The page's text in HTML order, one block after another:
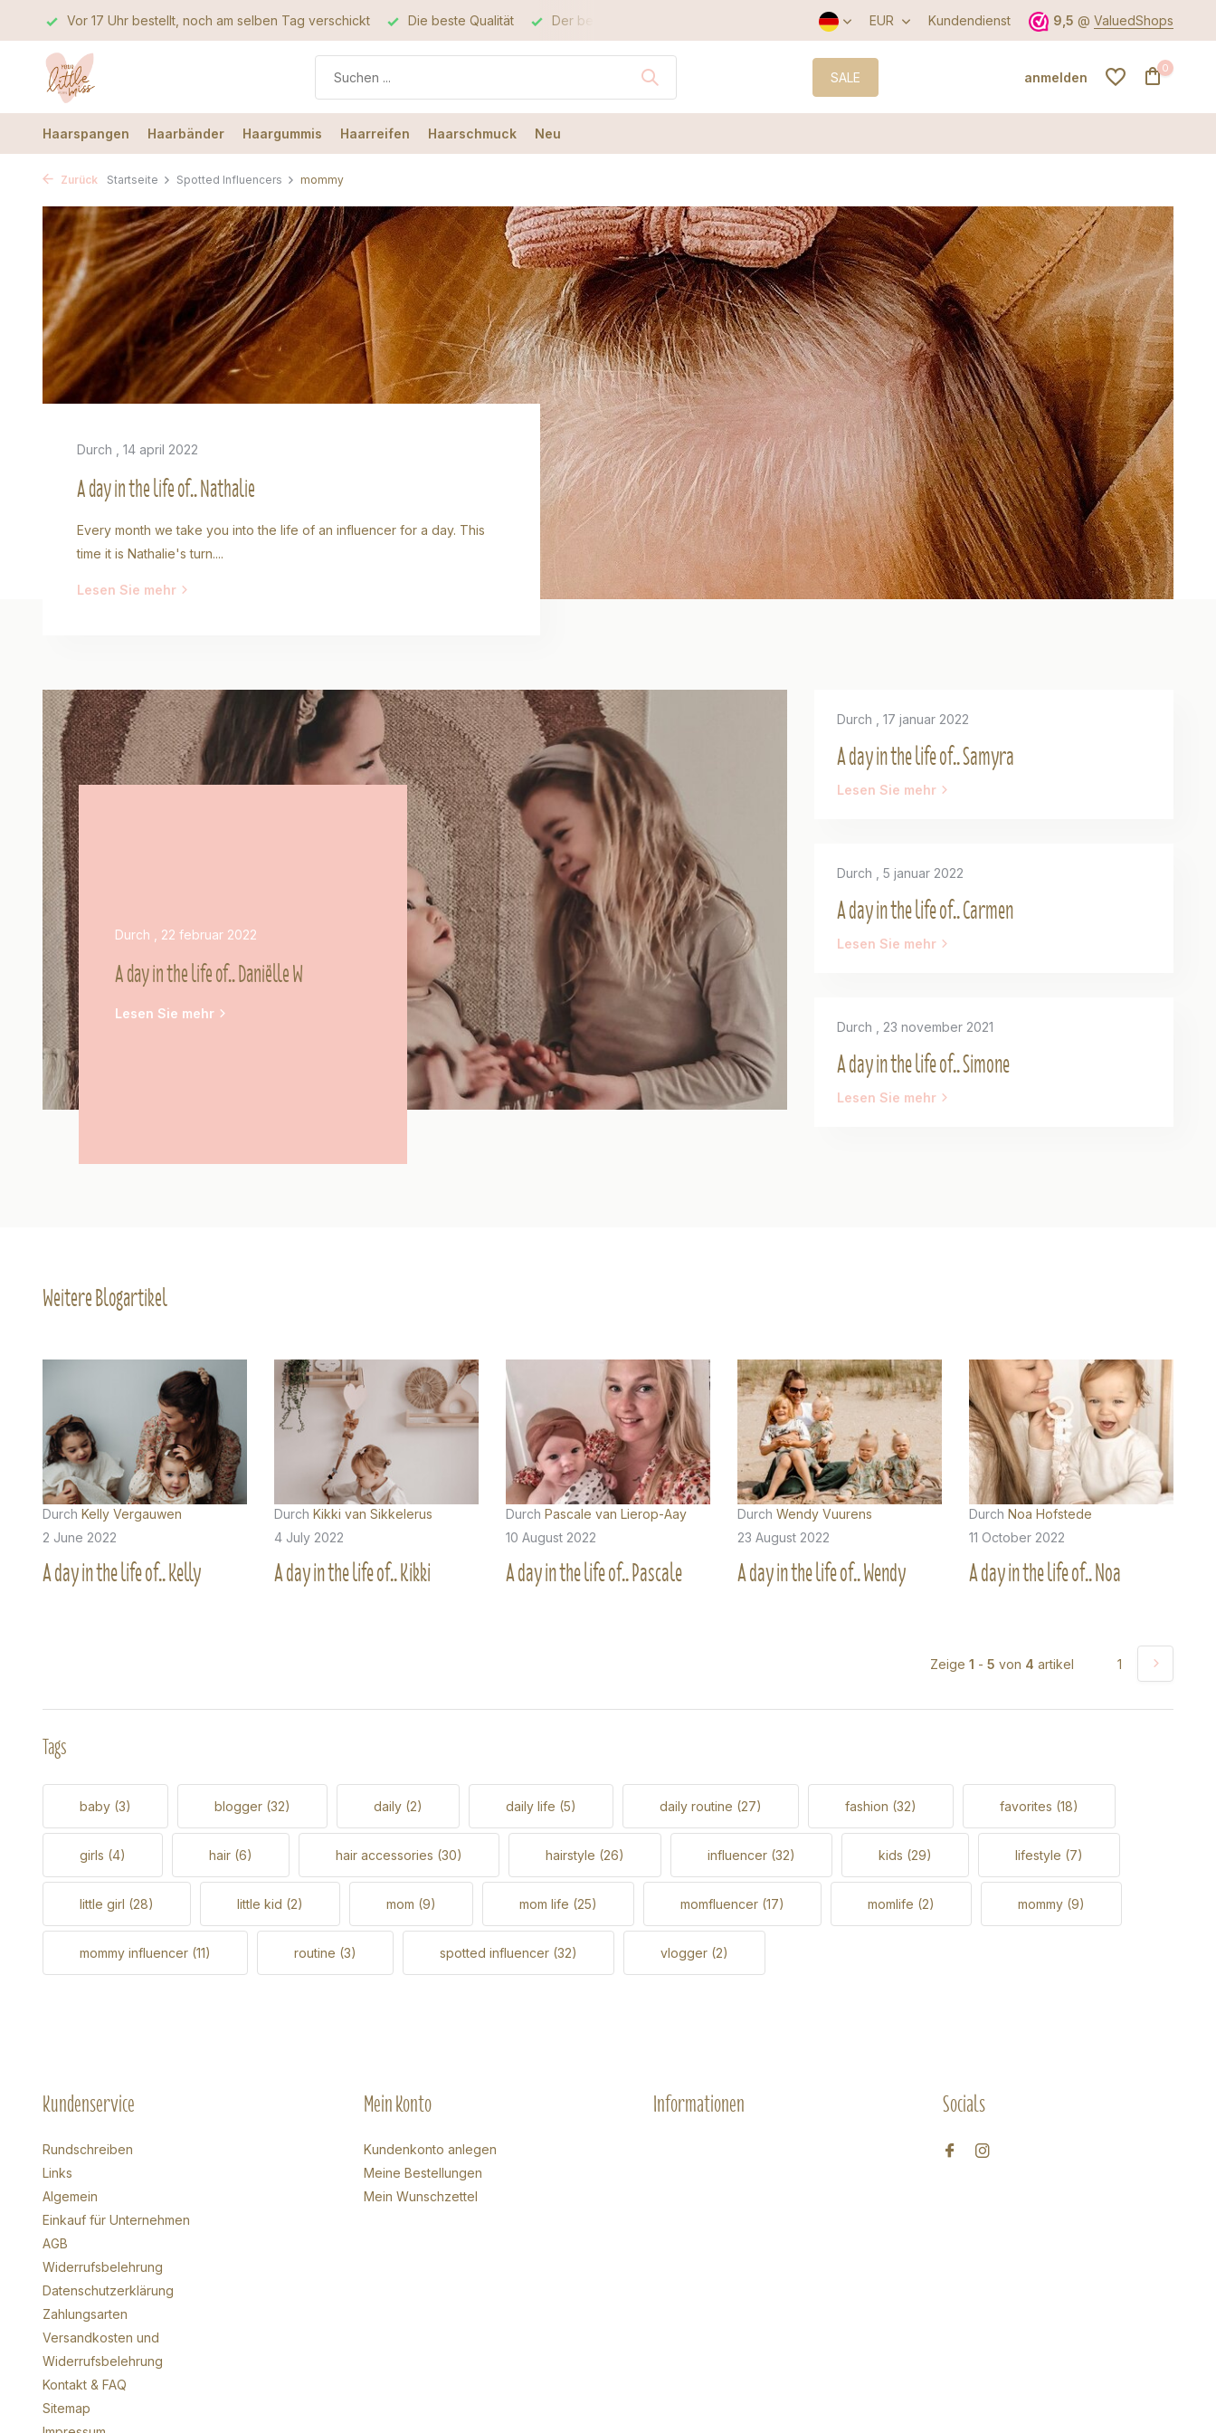
Die beste Qualität Der beste Service Vor 17 Uhr bestellt, noch am selben Tag verschickt Der beste Service
EUR Kundendienst 9,5 @ ValuedShops
SALE anmelden
Benutzerkonto
anlegen
0
Haarspangen Haarbänder Haargummis Haarreifen Haarschmuck Neu
Zurück Startseite Spotted Influencers mommy
Durch , 14 april 2022
A day in the life of.. Nathalie
Every month we take you into the life of an influencer for a day. This
time it is Nathalie's turn....
Lesen Sie mehr
Durch , 22 februar 2022
A day in the life of.. Daniëlle W
Lesen Sie mehr
Durch , 17 januar 2022
A day in the life of.. Samyra
Lesen Sie mehr
Durch , 5 januar 2022
A day in the life of.. Carmen
Lesen Sie mehr
Durch , 23 november 2021
A day in the life of.. Simone
Lesen Sie mehr
Weitere Blogartikel
Durch Kelly Vergauwen
2 June 2022
A day in the life of.. Kelly
Durch Kikki van Sikkelerus
4 July 2022
A day in the life of.. Kikki
Durch Pascale van Lierop-Aay
10 August 2022
A day in the life of.. Pascale
Durch Wendy Vuurens
23 August 2022
A day in the life of.. Wendy
Durch Noa Hofstede
11 October 2022
A day in the life of.. Noa
Zeige 1 - 5 von 4 artikel 1
Tags
baby (3) blogger (32) daily (2) daily life (5) daily routine (27) fashion (32) favorites (18)
girls (4) hair (6) hair accessories (30) hairstyle (26) influencer (32) kids (29) lifestyle (7)
little girl (28) little kid (2) mom (9) mom life (25) momfluencer (17) momlife (2) mommy (9)
mommy influencer (11) routine (3) spotted influencer (32) vlogger (2)
Kundenservice
Rundschreiben
Links
Algemein
Einkauf für Unternehmen
AGB
Widerrufsbelehrung
Datenschutzerklärung
Zahlungsarten
Versandkosten und
Widerrufsbelehrung
Kontakt & FAQ
Sitemap
Mein Konto
Kundenkonto anlegen
Meine Bestellungen
Mein Wunschzettel
Informationen Socials